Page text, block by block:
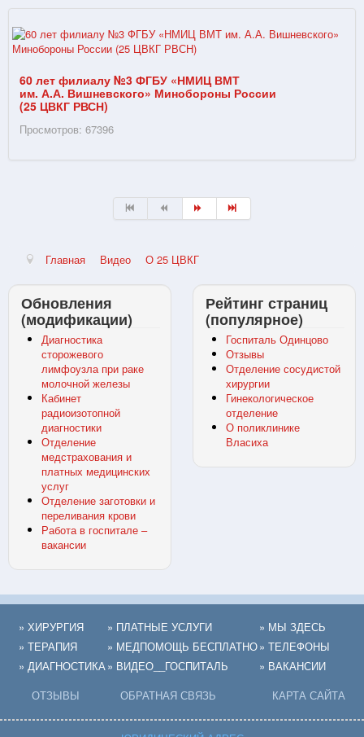
60 лет филиалу №3 ФГБУ «НМИЦ ВМТ
им. А.А. Вишневского» Минобороны России
(25 ЦВКГ РВСН)
Просмотров: 67396
Главная Видео О 25 ЦВКГ
Обновления
(модификации)
Диагностика
сторожевого
лимфоузла при раке
молочной железы
Кабинет
радиоизотопной
диагностики
Отделение
медстрахования и
платных медицинских
услуг
Отделение заготовки и
переливания крови
Работа в госпитале –
вакансии
Рейтинг страниц
(популярное)
Госпиталь Одинцово
Отзывы
Отделение сосудистой
хирургии
Гинекологическое
отделение
О поликлинике
Власиха
» ХИРУРГИЯ
» ТЕРАПИЯ
» ДИАГНОСТИКА
ОТЗЫВЫ
» ПЛАТНЫЕ УСЛУГИ
» МЕДПОМОЩЬ БЕСПЛАТНО
» ВИДЕО__ГОСПИТАЛЬ
ОБРАТНАЯ СВЯЗЬ
» МЫ ЗДЕСЬ
» ТЕЛЕФОНЫ
» ВАКАНСИИ
КАРТА САЙТА